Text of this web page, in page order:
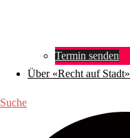
Termin senden
Über «Recht auf Stadt»
Suche